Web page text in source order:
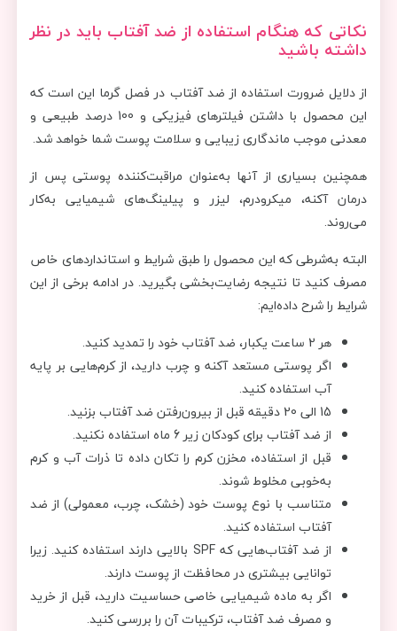
نکاتی که هنگام استفاده از ضد آفتاب باید در نظر
داشته باشید
از دلایل ضرورت استفاده از ضد آفتاب در فصل گرما این است که
این محصول با داشتن فیلترهای فیزیکی و 100 درصد طبیعی و
معدنی موجب ماندگاری زیبایی و سلامت پوست شما خواهد شد.
همچنین بسیاری از آنها به‌عنوان مراقبت‌کننده پوستی پس از
درمان آکنه، میکرودرم، لیزر و پیلینگ‌های شیمیایی به‌کار
می‌روند.
البته به‌شرطی که این محصول را طبق شرایط و استانداردهای خاص
مصرف کنید تا نتیجه رضایت‌بخشی بگیرید. در ادامه برخی از این
شرایط را شرح داده‌ایم:
هر 2 ساعت یکبار، ضد آفتاب خود را تمدید کنید.
اگر پوستی مستعد آکنه و چرب دارید، از کرم‌هایی بر پایه
آب استفاده کنید.
15 الی 20 دقیقه قبل از بیرون‌رفتن ضد آفتاب بزنید.
از ضد آفتاب برای کودکان زیر 6 ماه استفاده نکنید.
قبل از استفاده، مخزن کرم را تکان داده تا ذرات آب و کرم
به‌خوبی مخلوط شوند.
متناسب با نوع پوست خود (خشک، چرب، معمولی) از ضد
آفتاب استفاده کنید.
از ضد آفتاب‌هایی که SPF بالایی دارند استفاده کنید. زیرا
توانایی بیشتری در محافظت از پوست دارند.
اگر به ماده شیمیایی خاصی حساسیت دارید، قبل از خرید
و مصرف ضد آفتاب، ترکیبات آن را بررسی کنید.